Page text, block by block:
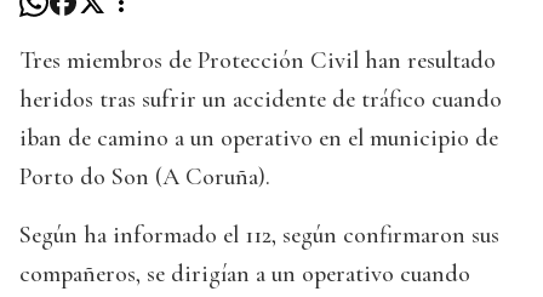
Tres miembros de Protección Civil han resultado
heridos tras sufrir un accidente de tráfico cuando
iban de camino a un operativo en el municipio de
Porto do Son (A Coruña).
Según ha informado el 112, según confirmaron sus
compañeros, se dirigían a un operativo cuando